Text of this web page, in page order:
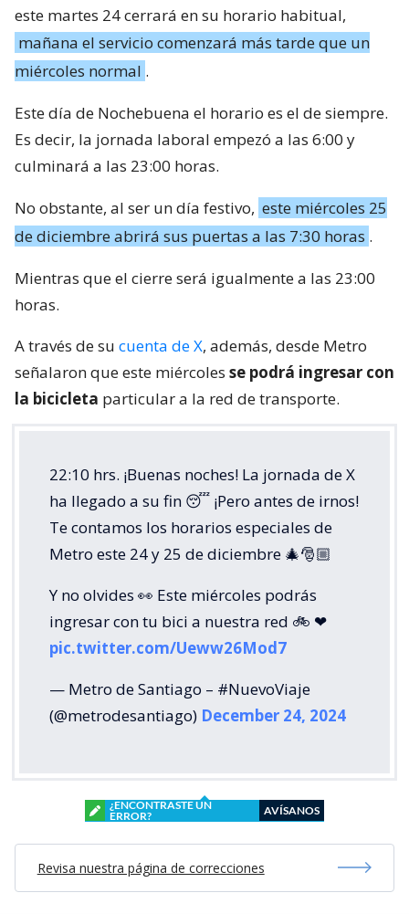
este martes 24 cerrará en su horario habitual,
mañana el servicio comenzará más tarde que un
miércoles normal .
Este día de Nochebuena el horario es el de siempre.
Es decir, la jornada laboral empezó a las 6:00 y
culminará a las 23:00 horas.
No obstante, al ser un día festivo, este miércoles 25
de diciembre abrirá sus puertas a las 7:30 horas .
Mientras que el cierre será igualmente a las 23:00
horas.
A través de su cuenta de X, además, desde Metro
señalaron que este miércoles se podrá ingresar con
la bicicleta particular a la red de transporte.
22:10 hrs. ¡Buenas noches! La jornada de X
ha llegado a su fin 😴 ¡Pero antes de irnos!
Te contamos los horarios especiales de
Metro este 24 y 25 de diciembre 🎄🎅🏼
Y no olvides 👀 Este miércoles podrás
ingresar con tu bici a nuestra red 🚲 ❤
pic.twitter.com/Ueww26Mod7
— Metro de Santiago – #NuevoViaje
(@metrodesantiago) December 24, 2024
¿ENCONTRASTE UN
ERROR?
AVÍSANOS
Revisa nuestra página de correcciones